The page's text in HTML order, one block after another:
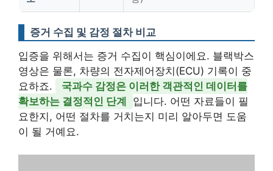
증거 수집 및 감정 절차 비교
입증을 위해서는 증거 수집이 핵심이에요. 블랙박스
영상은 물론, 차량의 전자제어장치(ECU) 기록이 중
요하죠.
국과수 감정은 이러한 객관적인 데이터를
확보하는 결정적인 단계
입니다. 어떤 자료들이 필
요한지, 어떤 절차를 거치는지 미리 알아두면 도움
이 될 거예요.